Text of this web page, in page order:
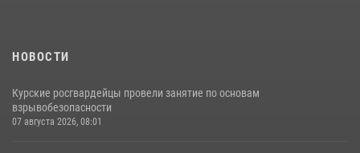
НОВОСТИ
Курские росгвардейцы провели занятие по основам
взрывобезопасности
07 августа 2026, 08:01